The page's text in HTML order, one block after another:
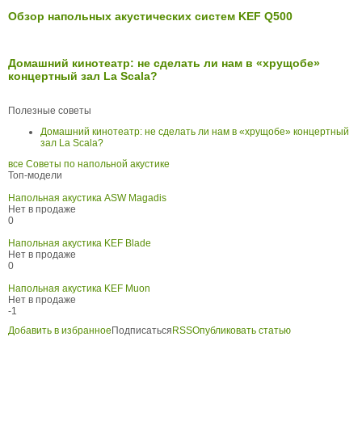
Обзор напольных акустических систем KEF Q500
Домашний кинотеатр: не сделать ли нам в «хрущобе»
концертный зал La Scala?
Полезные советы
Домашний кинотеатр: не сделать ли нам в «хрущобе» концертный
зал La Scala?
все Советы по напольной акустике
Топ-модели
Напольная акустика ASW Magadis
Нет в продаже
0
Напольная акустика KEF Blade
Нет в продаже
0
Напольная акустика KEF Muon
Нет в продаже
-1
Добавить в избранное Подписаться RSSОпубликовать статью